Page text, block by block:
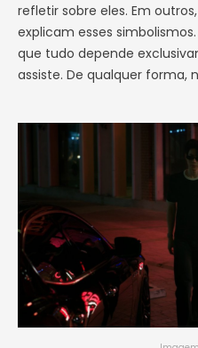
refletir sobre eles. Em
explicam esses
que tudo depende
assiste. De qualquer forma,